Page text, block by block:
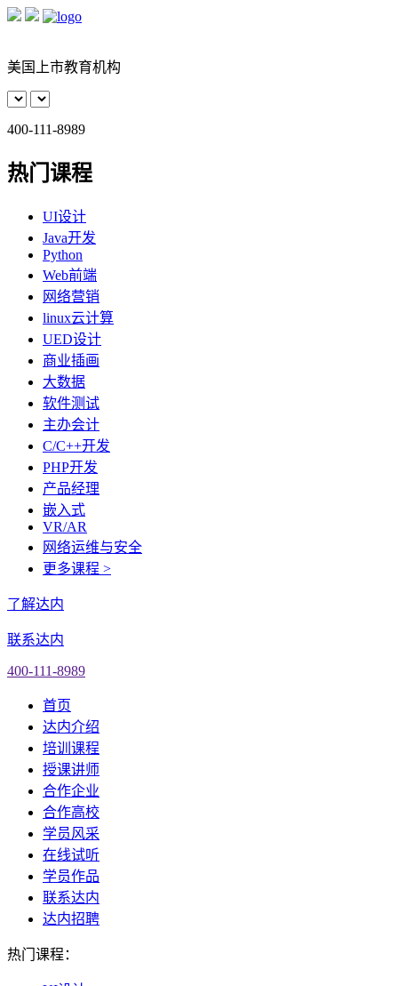
美国上市教育机构
400-111-8989
热门课程
UI设计
Java开发
Python
Web前端
网络营销
linux云计算
UED设计
商业插画
大数据
软件测试
主办会计
C/C++开发
PHP开发
产品经理
嵌入式
VR/AR
网络运维与安全
更多课程 >
了解达内
联系达内
400-111-8989
首页
达内介绍
培训课程
授课讲师
合作企业
合作高校
学员风采
在线试听
学员作品
联系达内
达内招聘
热门课程：